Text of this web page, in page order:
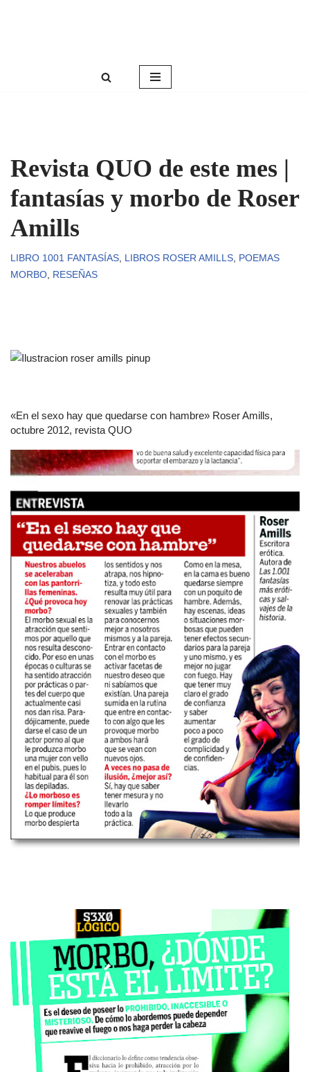
Revista QUO de este mes |
fantasías y morbo de Roser
Amills
LIBRO 1001 FANTASÍAS, LIBROS ROSER AMILLS, POEMAS
MORBO, RESEÑAS
«En el sexo hay que quedarse con hambre» Roser Amills,
octubre 2012, revista QUO